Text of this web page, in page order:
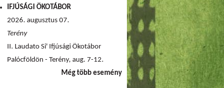
IFJÚSÁGI ÖKOTÁBOR
2026. augusztus 07.
Terény
II. Laudato Si' Ifjúsági Ökotábor
Palócföldön - Terény, aug. 7-12.
Még több esemény